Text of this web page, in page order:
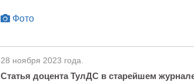
Фото
28 ноября 2023 года.
Статья доцента ТулДС в старейшем